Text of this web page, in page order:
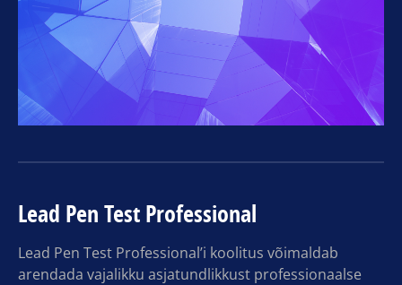
Lead Pen Test Professional
Lead Pen Test Professional’i koolitus võimaldab
arendada vajalikku asjatundlikkust professionaalse